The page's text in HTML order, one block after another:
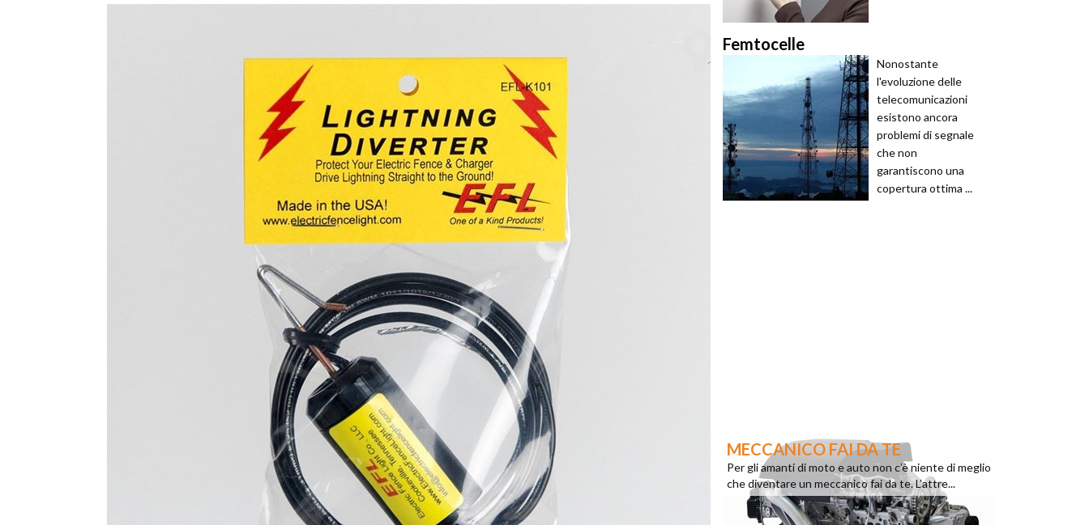
Femtocelle
Nonostante
l'evoluzione delle
telecomunicazioni
esistono ancora
problemi di segnale
che non
garantiscono una
copertura ottima ...
MECCANICO FAI DA TE
Per gli amanti di moto e auto non c’è niente di meglio
che diventare un meccanico fai da te. L’attre...